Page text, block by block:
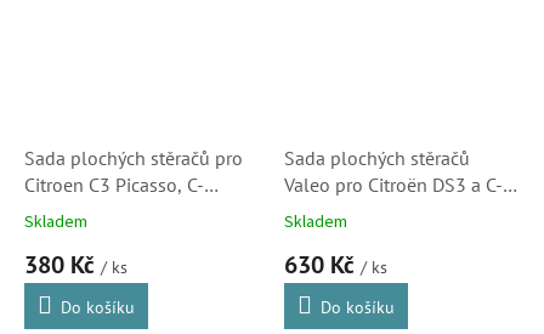
Sada plochých stěračů pro
Citroen C3 Picasso, C-
Elysee, DS3 a Peugeot 301
Skladem
380 Kč / ks
Do košíku
Sada plochých stěračů
Valeo pro Citroën DS3 a C-
Elysee (Peugeot 301,
Skladem
630 Kč / ks
Do košíku